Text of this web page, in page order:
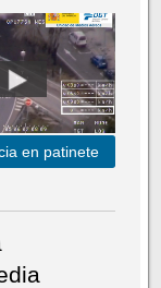
en patinete